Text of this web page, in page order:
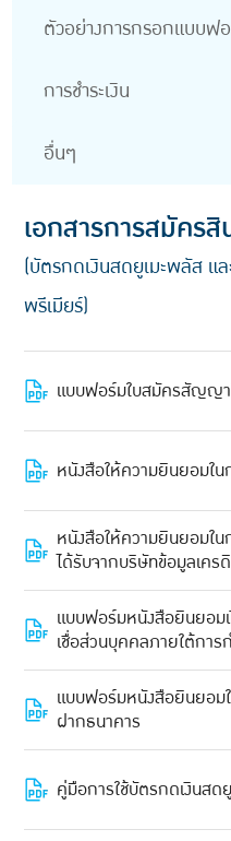
ตัวอย่างการกรอกแบบฟ
การชำระเงิน
อื่นๆ
เอกสารการสมัคร
(บัตรกดเงินสดยูเมะพลัส แ
พรีเมียร์)
แบบฟอร์มใบสมัครสัญญา
หนังสือให้ความยินยอมใน
หนังสือให้ความยินยอมใ
ได้รับจากบริษัทข้อมูลเคร
แบบฟอร์มหนังสือยินยอม
เชื่อส่วนบุคคลภายใต้การ
แบบฟอร์มหนังสือยินยอม
ฝากธนาคาร
คู่มือการใช้บัตรกดเงินสด